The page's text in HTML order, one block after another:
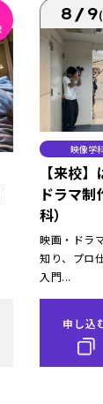
8/9
映像学
【来校
ドラマ
科）
映画・ドラ
知り、プロ
入門...
申し込